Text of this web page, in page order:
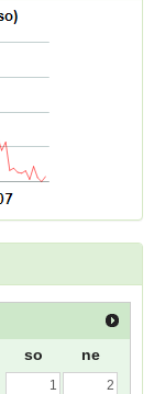
so ne
1
2